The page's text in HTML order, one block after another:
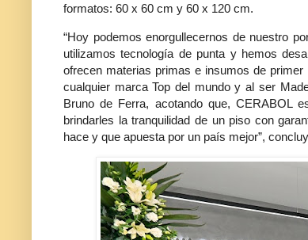
formatos: 60 x 60 cm y 60 x 120 cm.
“Hoy podemos enorgullecernos de nuestro
utilizamos tecnología de punta y hemos
ofrecen materias primas e insumos de
cualquier marca Top del mundo y al ser
Bruno de Ferra, acotando que, CERABOL
brindarles la tranquilidad de un piso con
hace y que apuesta por un país mejor”,